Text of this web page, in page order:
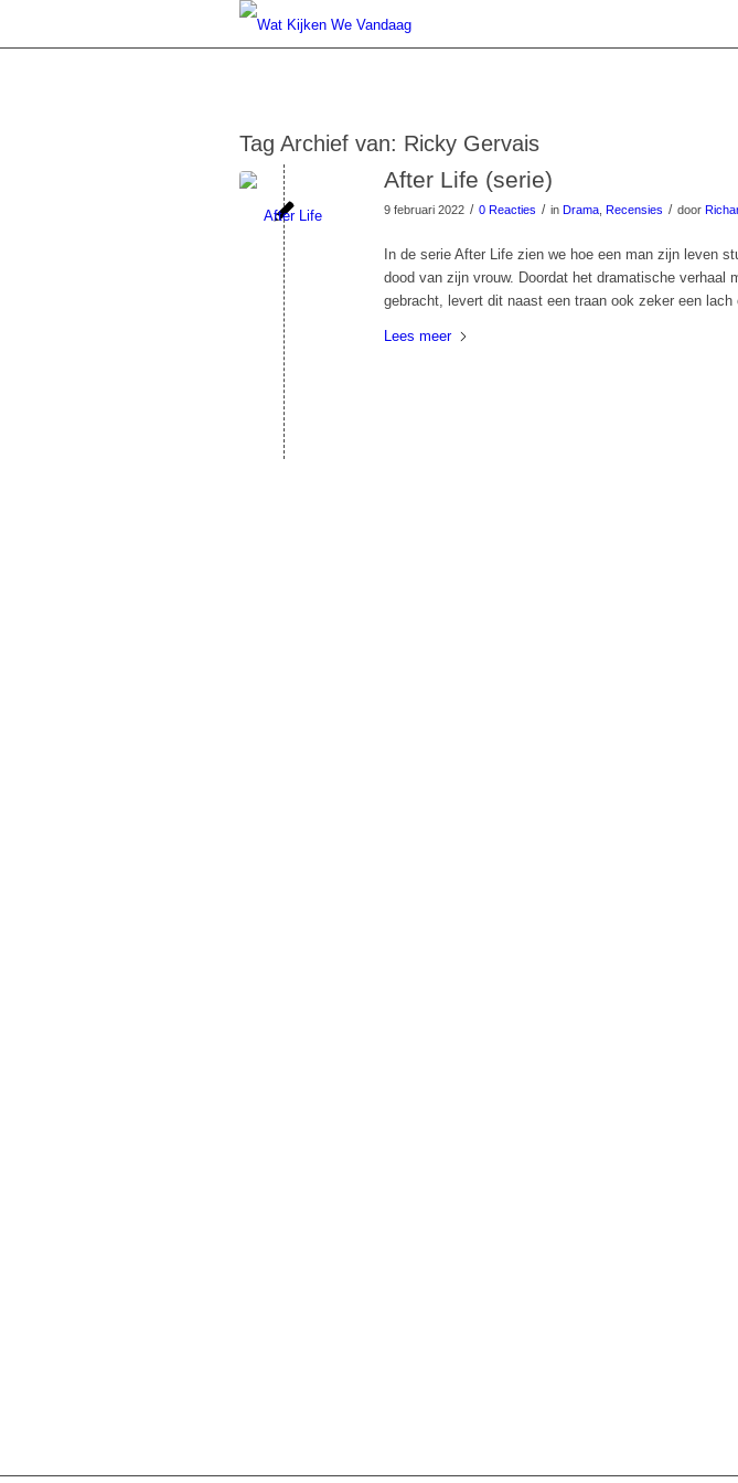
Tag Archief van: Ricky Gervais
After Life (serie)
9 februari 2022 / 0 Reacties / in Drama Recensies / door
In de serie After Life zien we hoe een man zijn leven
dood van zijn vrouw. Doordat het dramatische verhaal
gebracht, levert dit naast een traan ook zeker een lach
Lees meer